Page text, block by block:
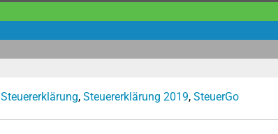
Steuererklärung, Steuererklärung 2019, SteuerGo